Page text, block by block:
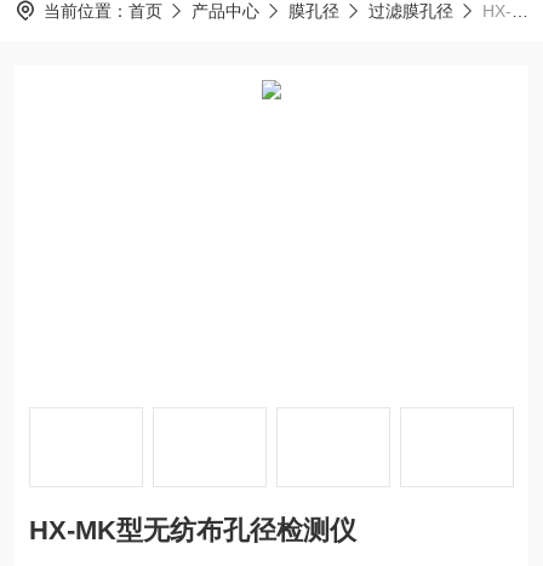
当前位置： 首页 产品中心 膜孔径 过滤膜孔径 HX-MK型无纺布孔径检测仪
HX-MK型无纺布孔径检测仪